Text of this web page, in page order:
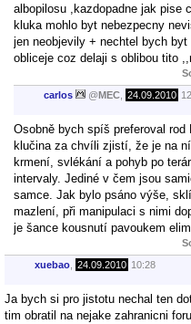
albopilosu ,kazdopadne jak pise
kluka mohlo byt nebezpecny
jen neobjevily + nechtel bych
obliceje coz delaji s oblibou tito
carlos @MEC 24.09.2010
Osobně bych spíš preferoval
klučina za chvíli zjistí, že je na
krmení, svlékání a pohyb po
intervaly. Jediné v čem jsou
samce. Jak bylo psáno výše,
mazlení, při manipulaci s nimi
je šance kousnutí pavoukem
xuebao 24.09.2010 10:28
Ja bych si pro jistotu nechal ten
tim obratil na nejake zahranicni